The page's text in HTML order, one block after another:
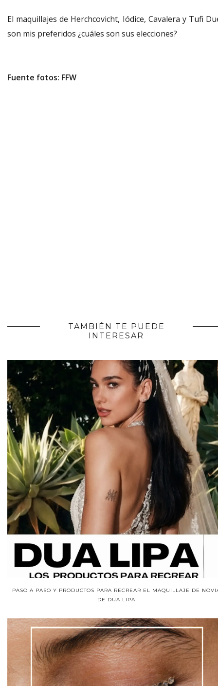
El maquillajes de Herchcovicht, Iódice, Cavalera y Tufi
son mis preferidos ¿cuáles son sus elecciones?
Fuente fotos: FFW
TAMBIÉN TE PUEDE
INTERESAR
PASO A PASO Y PRODUCTOS PARA RECREAR EL MAQUILLAJE DE
DE DUA LIPA